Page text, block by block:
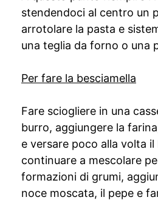
stendendoci al centro un
arrotolare la pasta e
una teglia da forno o una
Per fare la besciamella
Fare sciogliere in una
burro, aggiungere la
e versare poco alla volta
continuare a mescolare
formazioni di grumi,
noce moscata, il pepe e